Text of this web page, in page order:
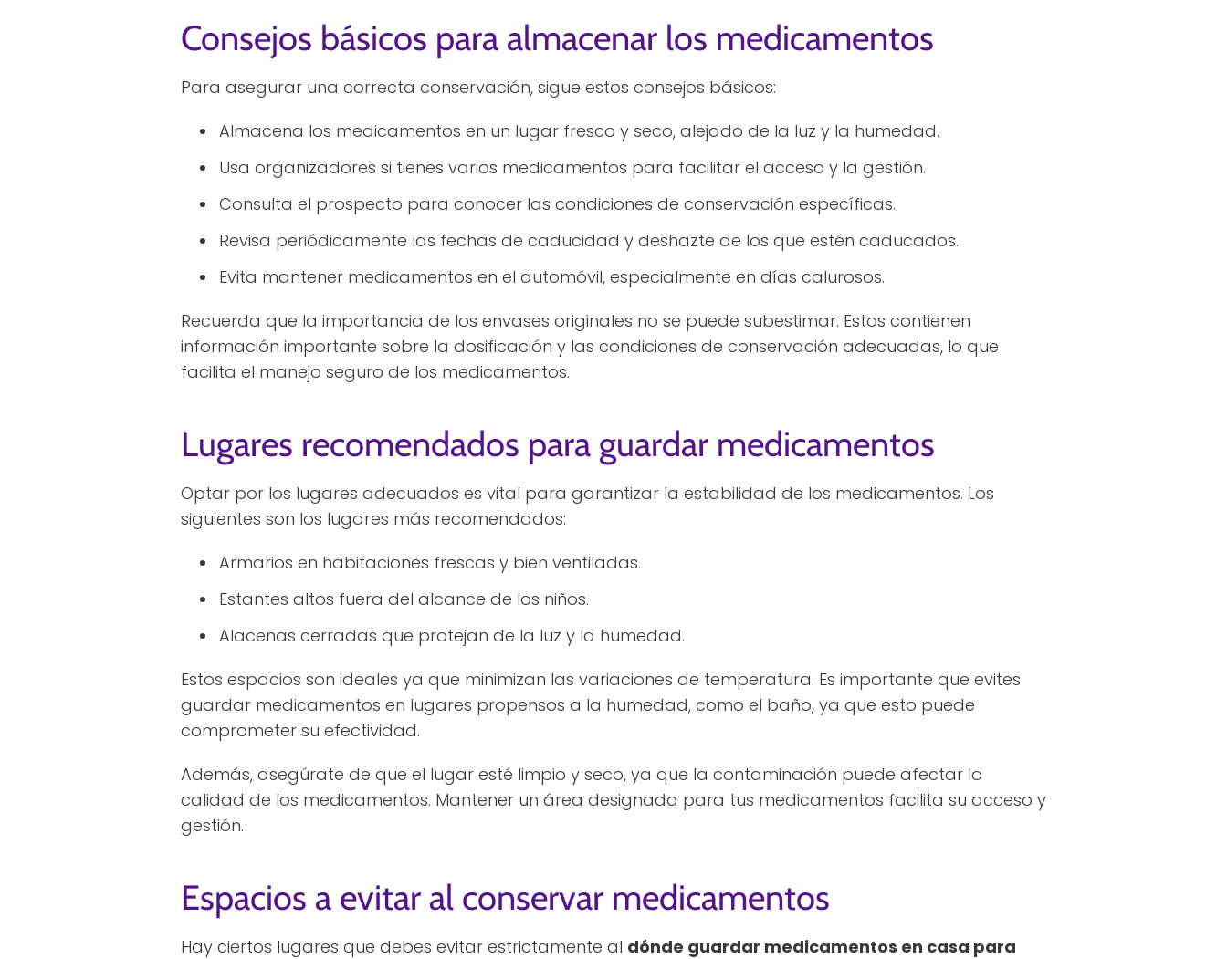
Consejos básicos para almacenar los medicamentos
Para asegurar una correcta conservación, sigue estos consejos básicos:
Almacena los medicamentos en un lugar fresco y seco, alejado de la luz y la humedad.
Usa organizadores si tienes varios medicamentos para facilitar el acceso y la gestión.
Consulta el prospecto para conocer las condiciones de conservación específicas.
Revisa periódicamente las fechas de caducidad y deshazte de los que estén caducados.
Evita mantener medicamentos en el automóvil, especialmente en días calurosos.
Recuerda que la importancia de los envases originales no se puede subestimar. Estos contienen
información importante sobre la dosificación y las condiciones de conservación adecuadas, lo que
facilita el manejo seguro de los medicamentos.
Lugares recomendados para guardar medicamentos
Optar por los lugares adecuados es vital para garantizar la estabilidad de los medicamentos. Los
siguientes son los lugares más recomendados:
Armarios en habitaciones frescas y bien ventiladas.
Estantes altos fuera del alcance de los niños.
Alacenas cerradas que protejan de la luz y la humedad.
Estos espacios son ideales ya que minimizan las variaciones de temperatura. Es importante que evites
guardar medicamentos en lugares propensos a la humedad, como el baño, ya que esto puede
comprometer su efectividad.
Además, asegúrate de que el lugar esté limpio y seco, ya que la contaminación puede afectar la
calidad de los medicamentos. Mantener un área designada para tus medicamentos facilita su acceso y
gestión.
Espacios a evitar al conservar medicamentos
Hay ciertos lugares que debes evitar estrictamente al dónde guardar medicamentos en casa para